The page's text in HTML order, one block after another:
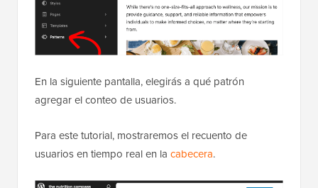
En la siguiente pantalla, elegirás a qué patrón
agregar el conteo de usuarios.
Para este tutorial, mostraremos el recuento de
usuarios en tiempo real en la cabecera.